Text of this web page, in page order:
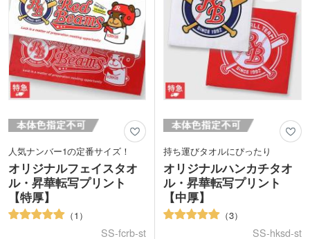
人気ナンバー1の定番サイズ！
オリジナルフェイスタオ
ル・昇華転写プリント
【特厚】
1
SS-fcrb-st
持ち運びタオルにぴったり
オリジナルハンカチタオ
ル・昇華転写プリント
【中厚】
3
SS-hksd-st